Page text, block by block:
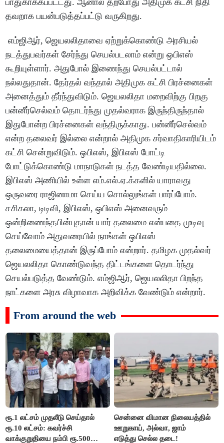
தவறாக பயன்படுத்தப்பட்டு வருகிறது.
எம்ஜிஆர், ஜெயலலிதாவை ஏற்றுக்கொண்டு அரசியல்
நடத்துபவர்கள் சேர்ந்து செயல்படலாம் என்று ஒபிஎஸ்
கூறியுள்ளார். அதுபோல் இணைந்து செயல்பட்டால்
நல்லதுதான். தேர்தல் வந்தால் அதிமுக கட்சி பிரச்னைகள்
அனைத்தும் தீர்ந்துவிடும். ஜெயலலிதா மறைவிற்கு பிறகு
பன்னீர்செல்வம் தொடர்ந்து முதல்வராக இருந்திருந்தால்
இதுபோன்ற பிரச்னைகள் வந்திருக்காது. பன்னீர்செல்வம்
என்ற தலைவர் இல்லை என்றால் அதிமுக சர்வாதிகாரியிடம்
கட்சி சென்றுவிடும். ஒபிஎஸ், இபிஎஸ் போட்டி
போட்டுக்கொண்டு மாநாடுகள் நடத்த வேண்டியதில்லை.
இபிஎஸ் அணியில் உள்ள எம்.எல்.ஏ.க்களில் யாராவது
ஒருவரை ராஜினாமா செய்ய சொல்லுங்கள் பார்ப்போம்.
சசிகலா, டிடிவி, இபிஎஸ், ஒபிஎஸ் அனைவரும்
ஒன்றிணைந்தபின்புதான் யார் தலைமை என்பதை முடிவு
செய்வோம் அதுவரையில் நாங்கள் ஒபிஎஸ்
தலைமையைத்தான் இருப்போம் என்றார். தமிழக முதல்வர்
ஜெயலலிதா கொண்டுவந்த திட்டங்களை தொடர்ந்து
செயல்படுத்த வேண்டும். எம்ஜிஆர், ஜெயலலிதா பிறந்த
நாட்களை அரசு விழாவாக அறிவிக்க வேண்டும் என்றார்.
From around the web
ரூ.1 லட்சம் முதலீடு செய்தால்
ரூ.10 லட்சம்: கவர்ச்சி
வாக்குறுதியை நம்பி ரூ.500
சென்னை விமான நிலையத்தில்
ஊறுகாய், அல்வா, ஜாம்
எடுத்து செல்ல தடை!